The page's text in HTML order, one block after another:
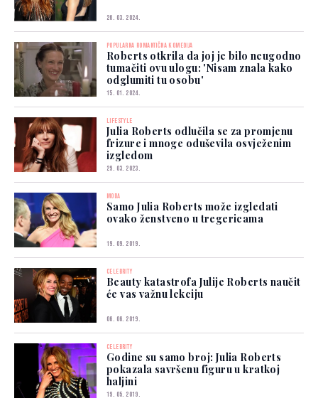
26. 03. 2024.
POPULARNA ROMANTIČNA KOMEDIJA
Roberts otkrila da joj je bilo neugodno
tumačiti ovu ulogu: 'Nisam znala kako
odglumiti tu osobu'
15. 01. 2024.
LIFESTYLE
Julia Roberts odlučila se za promjenu
frizure i mnoge oduševila osvježenim
izgledom
29. 03. 2023.
MODA
Samo Julia Roberts može izgledati
ovako ženstveno u tregericama
19. 09. 2019.
CELEBRITY
Beauty katastrofa Julije Roberts naučit
će vas važnu lekciju
06. 06. 2019.
CELEBRITY
Godine su samo broj: Julia Roberts
pokazala savršenu figuru u kratkoj
haljini
19. 05. 2019.